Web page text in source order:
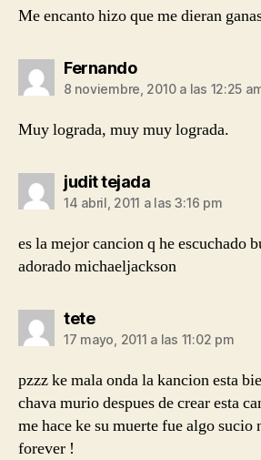
Me encanto hizo que me dieran
Fernandodice:
8 noviembre, 2010 a las 12:25
Muy lograda, muy muy lograda.
judit tejadadice:
14 abril, 2011 a las 3:16 pm
es la mejor cancion q he escuchado
adorado michaeljackson
tetedice:
17 mayo, 2011 a las 11:02 pm
pzzz ke mala onda la kancion esta
chava murio despues de crear esta
me hace ke su muerte fue algo sucio
forever !